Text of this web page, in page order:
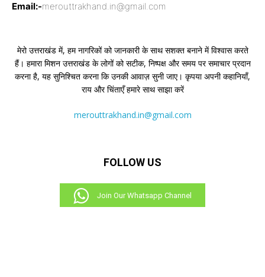
Email:-merouttrakhand.in@gmail.com
मेरो उत्तराखंड में, हम नागरिकों को जानकारी के साथ सशक्त बनाने में विश्वास करते
हैं। हमारा मिशन उत्तराखंड के लोगों को सटीक, निष्पक्ष और समय पर समाचार प्रदान
करना है, यह सुनिश्चित करना कि उनकी आवाज़ सुनी जाए। कृपया अपनी कहानियाँ,
राय और चिंताएँ हमारे साथ साझा करें
merouttrakhand.in@gmail.com
FOLLOW US
Join Our Whatsapp Channel